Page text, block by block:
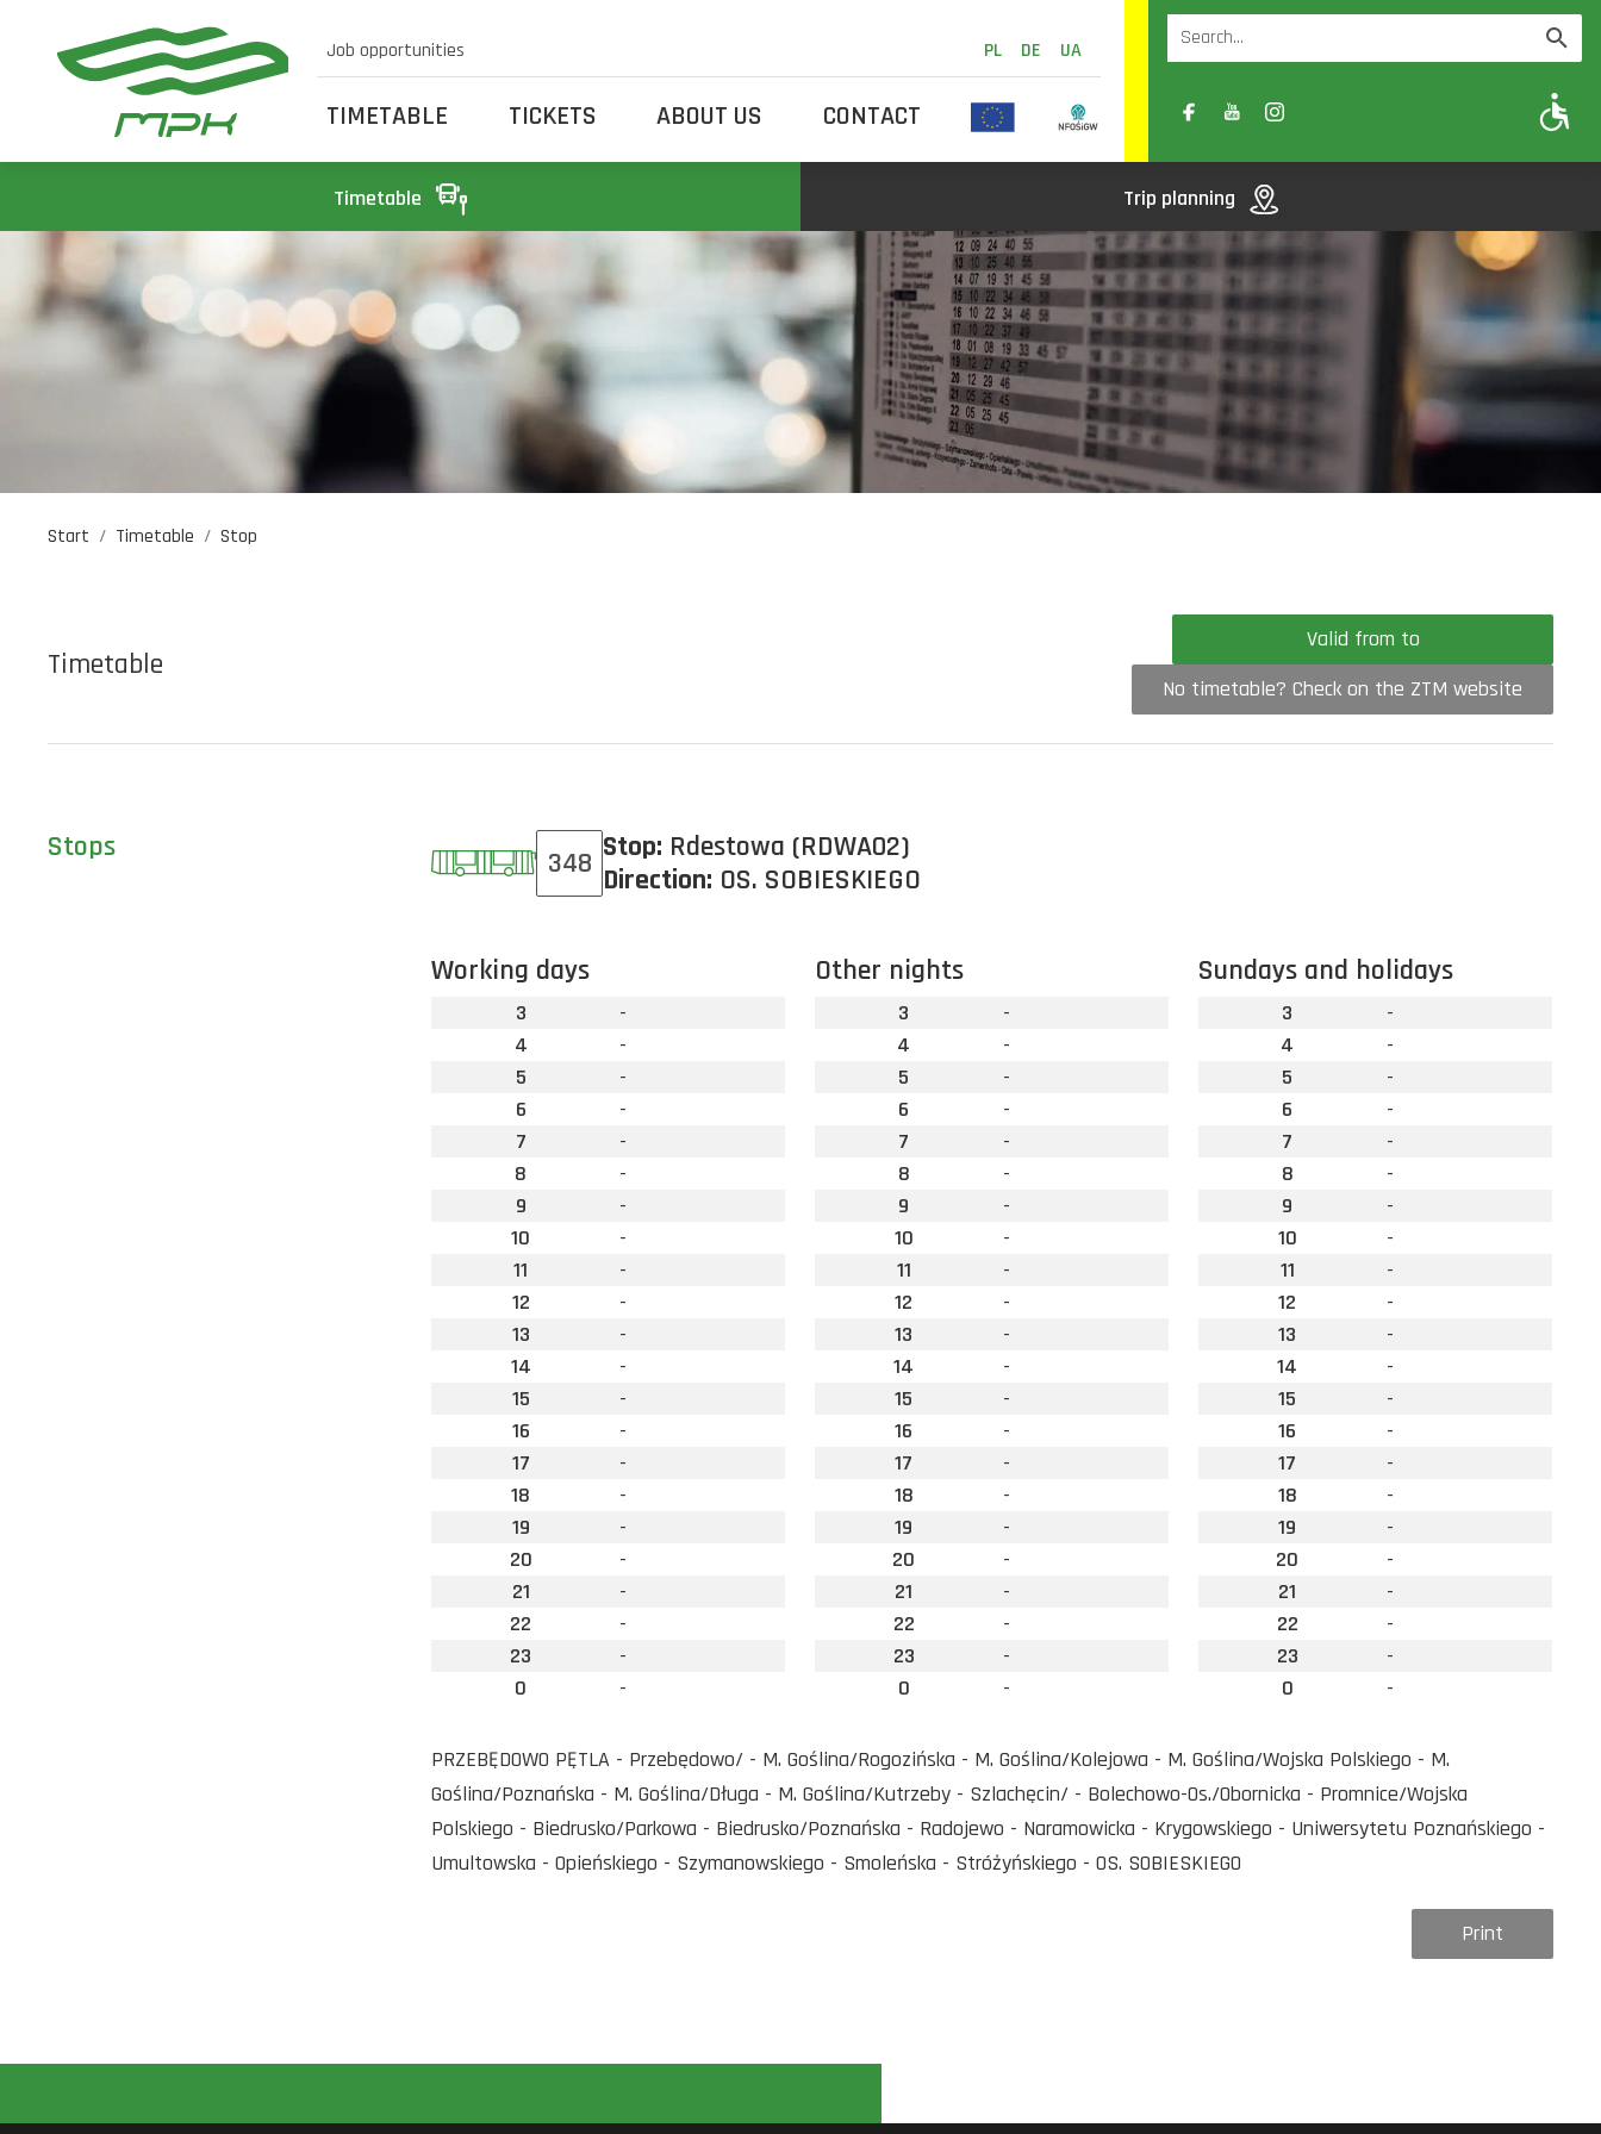
Job opportunities PL DE UA
TIMETABLE TICKETS ABOUT US CONTACT A- A A+
Timetable Trip planning
Start Timetable Stop
Timetable
Valid from to
No timetable? Check on the ZTM website
Stops 348 Stop: Rdestowa (RDWA02)
Direction: OS. SOBIESKIEGO
Working days
3
-
4
-
5
-
6
-
7
-
8
-
9
-
10
-
11
-
12
-
13
-
14
-
15
-
16
-
17
-
18
-
19
-
20
-
21
-
22
-
23
-
0
-
Other nights
3
-
4
-
5
-
6
-
7
-
8
-
9
-
10
-
11
-
12
-
13
-
14
-
15
-
16
-
17
-
18
-
19
-
20
-
21
-
22
-
23
-
0
-
Sundays and holidays
3
-
4
-
5
-
6
-
7
-
8
-
9
-
10
-
11
-
12
-
13
-
14
-
15
-
16
-
17
-
18
-
19
-
20
-
21
-
22
-
23
-
0
-
PRZEBĘDOWO PĘTLA - Przebędowo/ - M. Goślina/Rogozińska - M. Goślina/Kolejowa - M. Goślina/Wojska Polskiego - M.
Goślina/Poznańska - M. Goślina/Długa - M. Goślina/Kutrzeby - Szlachęcin/ - Bolechowo-Os./Obornicka - Promnice/Wojska
Polskiego - Biedrusko/Parkowa - Biedrusko/Poznańska - Radojewo - Naramowicka - Krygowskiego - Uniwersytetu Poznańskiego -
Umultowska - Opieńskiego - Szymanowskiego - Smoleńska - Stróżyńskiego - OS. SOBIESKIEGO
Print